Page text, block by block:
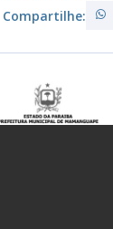
Compartilhe: